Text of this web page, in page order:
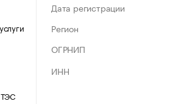
ТЭС
Дата регистрации
Регион
ОГРНИП
ИНН